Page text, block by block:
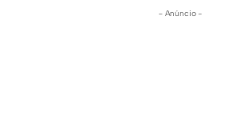
- Anúncio -